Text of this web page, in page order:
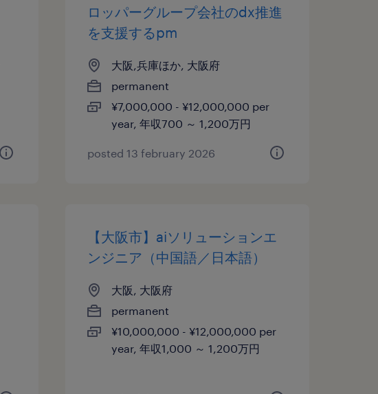
ロッパーグループ会社のdx推進
を支援するpm
大阪,兵庫ほか, 大阪府
permanent
¥7,000,000 - ¥12,000,000 per
year, 年収700 ～ 1,200万円
posted 13 february 2026
【大阪市】aiソリューションエ
ンジニア（中国語／日本語）
大阪, 大阪府
permanent
¥10,000,000 - ¥12,000,000 per
year, 年収1,000 ～ 1,200万円